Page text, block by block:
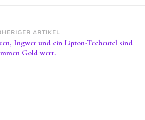
ARTIKEL
Ingwer und ein Lipton-Teebeutel sind
Gold wert.